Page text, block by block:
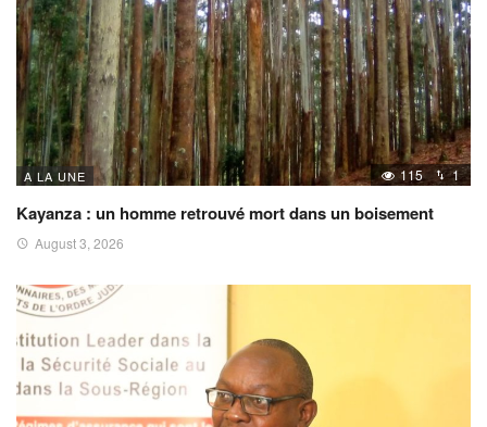
A LA UNE 115 1
Kayanza : un homme retrouvé mort dans un boisement
August 3, 2026